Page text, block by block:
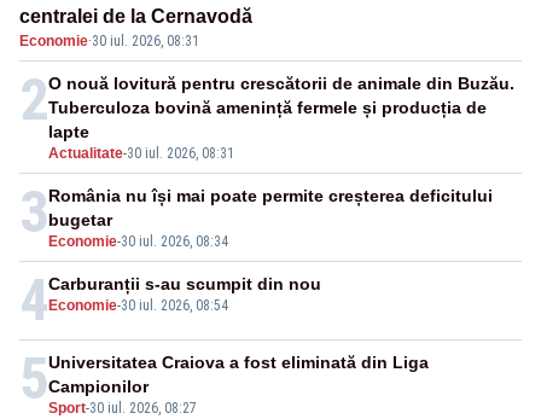
centralei de la Cernavodă
Economie·30 iul. 2026, 08:31
2
Actualitate-30 iul. 2026, 08:31
O nouă lovitură pentru crescătorii de animale din Buzău.
Tuberculoza bovină amenință fermele și producția de
lapte
3 Economie-30 iul. 2026, 08:34
România nu își mai poate permite creșterea deficitului
bugetar
4 Economie-30 iul. 2026, 08:54
Carburanții s-au scumpit din nou
5Sport-30 iul. 2026, 08:27
Universitatea Craiova a fost eliminată din Liga
Campionilor